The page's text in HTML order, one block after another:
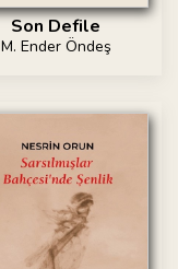
Son Defile
M. Ender Öndeş